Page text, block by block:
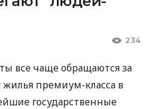
234
все чаще обращаются за
премиум-класса в
государственные